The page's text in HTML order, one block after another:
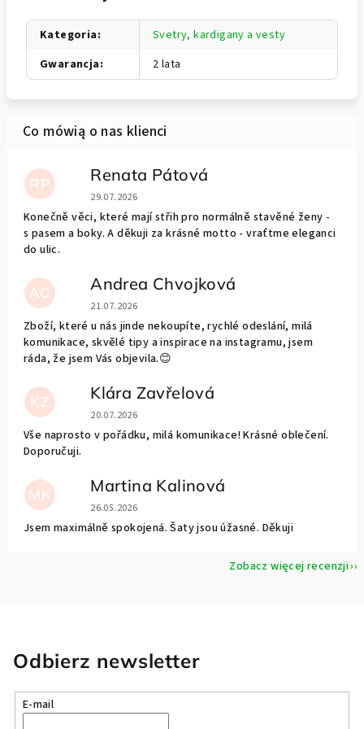
Kategoria:
Svetry, kardigany a vesty
Gwarancja: 2 lata
RP Renata Pátová
Ocena sklepu to 5 na 5 gwiazdek.
29.07.2026
Konečně věci, které mají střih pro normálně stavěné ženy -
s pasem a boky. A děkuji za krásné motto - vraťtme eleganci
do ulic.
AC Andrea Chvojková
Ocena sklepu to 5 na 5 gwiazdek.
21.07.2026
Zboží, které u nás jinde nekoupíte, rychlé odeslání, milá
komunikace, skvělé tipy a inspirace na instagramu, jsem
ráda, že jsem Vás objevila.😊
KZ Klára Zavřelová
Ocena sklepu to 5 na 5 gwiazdek.
20.07.2026
Vše naprosto v pořádku, milá komunikace! Krásné oblečení.
Doporučuji.
MK Martina Kalinová
Ocena sklepu to 5 na 5 gwiazdek.
26.05.2026
Jsem maximálně spokojená. Šaty jsou úžasné. Děkuji
Zobacz więcej recenzji
Odbierz newsletter
E-mail